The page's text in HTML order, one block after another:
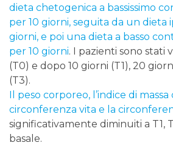
dieta chetogenica a bassissimo
per 10 giorni, seguita da un dieta
giorni, e poi una dieta a basso
per 10 giorni. I pazienti sono stati
(T0) e dopo 10 giorni (T1), 20
(T3).
Il peso corporeo, l’indice di
circonferenza vita e la
significativamente diminuiti a T1,
basale.